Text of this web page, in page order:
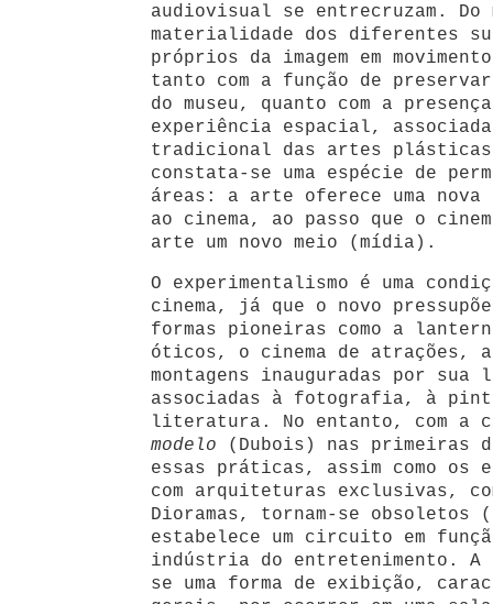
audiovisual se entrecruzam. Do
materialidade dos diferentes
próprios da imagem em
tanto com a função de
do museu, quanto com a
experiência espacial,
tradicional das artes
constata-se uma espécie de
áreas: a arte oferece uma nova
ao cinema, ao passo que o
arte um novo meio (mídia).
O experimentalismo é uma
cinema, já que o novo
formas pioneiras como a
óticos, o cinema de atrações,
montagens inauguradas por sua
associadas à fotografia, à
literatura. No entanto, com a
modelo
(Dubois) nas primeiras
essas práticas, assim como os
com arquiteturas exclusivas,
Dioramas, tornam-se
estabelece um circuito em
indústria do entretenimento.
se uma forma de exibição,